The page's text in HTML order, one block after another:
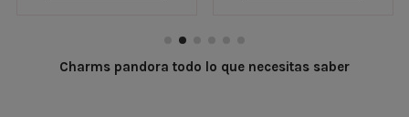
Charms pandora todo lo que necesitas saber